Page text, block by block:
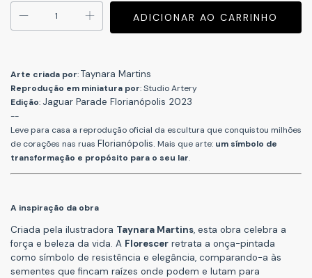
Arte criada por:Taynara Martins
Reprodução em miniatura por: Studio Artery
Edição: Jaguar Parade Florianópolis 2023
--
Leve para casa a reprodução oficial da escultura que conquistou milhões
de corações nas ruas Florianópolis. Mais que arte: um símbolo de
transformação e propósito para o seu lar.
A inspiração da obra
Criada pela ilustradora Taynara Martins, esta obra celebra a
força e beleza da vida. A Florescer retrata a onça-pintada
como símbolo de resistência e elegância, comparando-a às
sementes que fincam raízes onde podem e lutam para